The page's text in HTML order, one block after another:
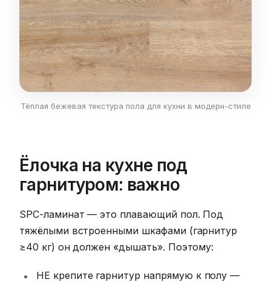
Тёплая бежевая текстура пола для кухни в модерн-стиле
Ёлочка на кухне под
гарнитуром: важно
SPC-ламинат — это плавающий пол. Под
тяжёлыми встроенными шкафами (гарнитур
≥40 кг) он должен «дышать». Поэтому:
НЕ крепите гарнитур напрямую к полу —